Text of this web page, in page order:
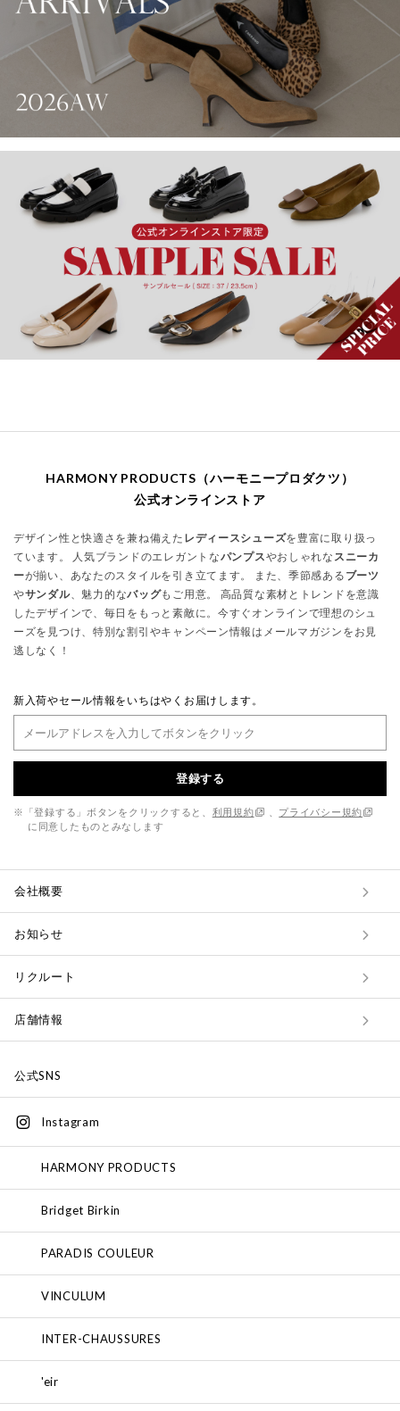
HARMONY PRODUCTS（ハーモニープロダクツ）
公式オンラインストア
デザイン性と快適さを兼ね備えた レディースシューズを豊富に取り扱っ
ています。 人気ブランドのエレガントなパンプスやおしゃれな スニーカ
ーが揃い、あなたのスタイルを引き立てます。 また、季節感ある ブーツ
やサンダル、魅力的なバッグもご用意。 高品質な素材とトレンドを意識
したデザインで、毎日をもっと素敵に。今すぐオンラインで理想のシュ
ーズを見つけ、特別な割引やキャンペーン情報はメールマガジンをお見
逃しなく！
新入荷やセール情報をいちはやくお届けします。
登録する
※「登録する」ボタンをクリックすると、 利用規約
プライバシー規約
に同意したものとみなします
会社概要
お知らせ
リクルート
店舗情報
公式SNS
Instagram
HARMONY PRODUCTS
Bridget Birkin
PARADIS COULEUR
VINCULUM
INTER-CHAUSSURES
'eir